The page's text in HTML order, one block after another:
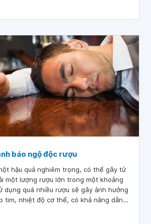
báo ngộ độc rượu
hậu quả nghiêm trọng, có thể gây tử
một lượng rượu lớn trong một khoảng
dụng quá nhiều rượu sẽ gây ảnh hưởng
độ cơ thể, có khả năng dẫn